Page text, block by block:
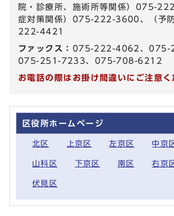
院・診療所、施術所等関係）075-
症対策関係）075-222-3600、（予
222-4421
ファックス： 075-222-4062、075-
075-251-7233、075-708-6212
お電話の際はお掛け間違いにご注意く
区役所ホームページ
北区 上京区 左京区 中京
山科区 下京区 南区 右京
伏見区